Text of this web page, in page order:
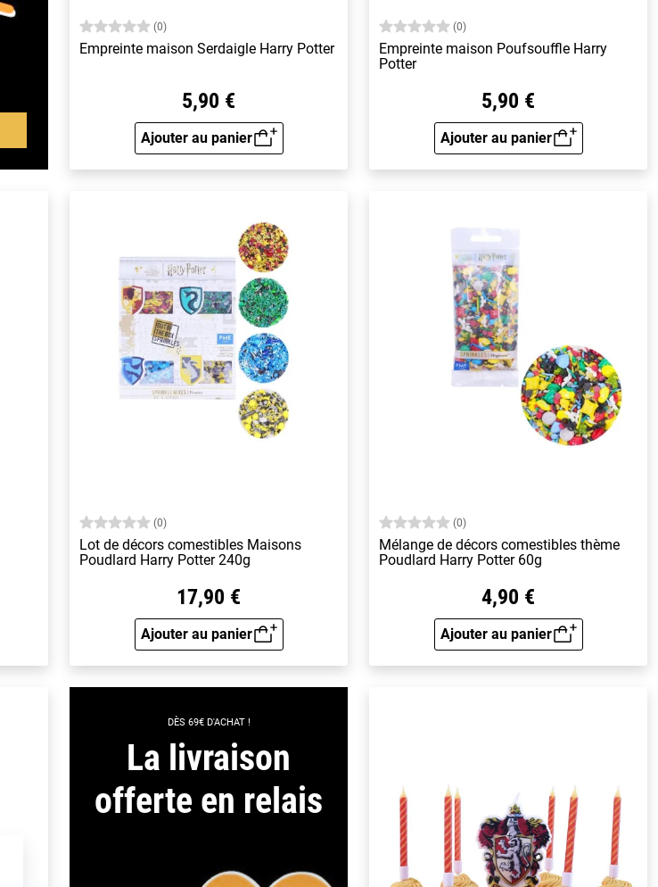
(0)
Empreinte maison Serdaigle Harry Potter
5,90 €
Ajouter au panier
Aperçu rapide
(0)
Empreinte maison Poufsouffle Harry
Potter
5,90 €
Ajouter au panier
Aperçu rapide
(0)
Lot de décors comestibles Maisons
Poudlard Harry Potter 240g
17,90 €
Ajouter au panier
Aperçu rapide
(0)
Mélange de décors comestibles thème
Poudlard Harry Potter 60g
4,90 €
Ajouter au panier
Aperçu rapide
DÈS 69€ D'ACHAT !
La livraison
offerte en relais